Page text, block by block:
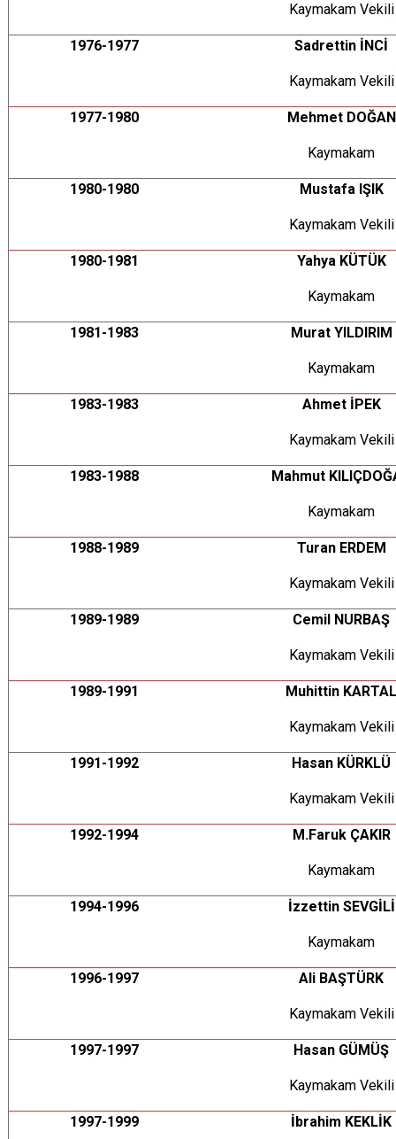
Kaymakam Vekili
1976-1977 Sadrettin İNCİ
Kaymakam Vekili
1977-1980 Mehmet DOĞAN
Kaymakam
1980-1980 Mustafa IŞIK
Kaymakam Vekili
1980-1981 Yahya KÜTÜK
Kaymakam
1981-1983 Murat YILDIRIM
Kaymakam
1983-1983 Ahmet İPEK
Kaymakam Vekili
1983-1988 Mahmut
Kaymakam
1988-1989 Turan ERDEM
Kaymakam Vekili
1989-1989 Cemil NURBAŞ
Kaymakam Vekili
1989-1991 Muhittin
Kaymakam Vekili
1991-1992 Hasan KÜRKLÜ
Kaymakam Vekili
1992-1994 M.Faruk ÇAKIR
Kaymakam
1994-1996 İzzettin SEVGİLİ
Kaymakam
1996-1997 Ali BAŞTÜRK
Kaymakam Vekili
1997-1997 Hasan GÜMÜŞ
Kaymakam Vekili
1997-1999 İbrahim KEKLİK